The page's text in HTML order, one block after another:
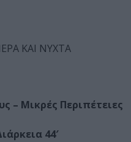
ΚΑΙ ΝΥΧΤΑ
– Μικρές Περιπέτειες
44′